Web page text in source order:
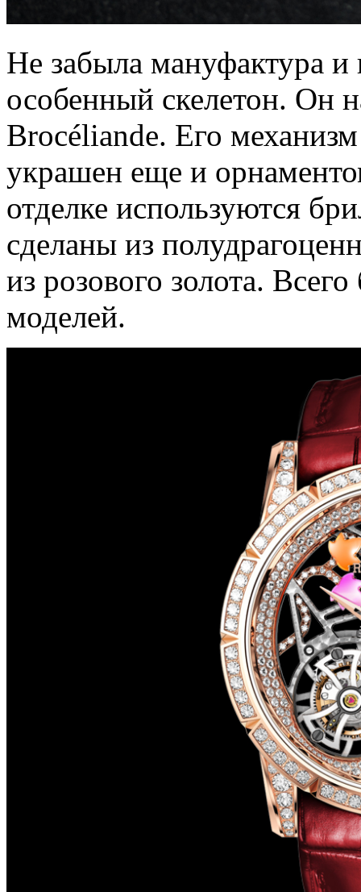
Не забыла мануфактура
особенный скелетон. Он
Brocéliande. Его
украшен еще и
отделке используются
сделаны из
из розового золота.
моделей.